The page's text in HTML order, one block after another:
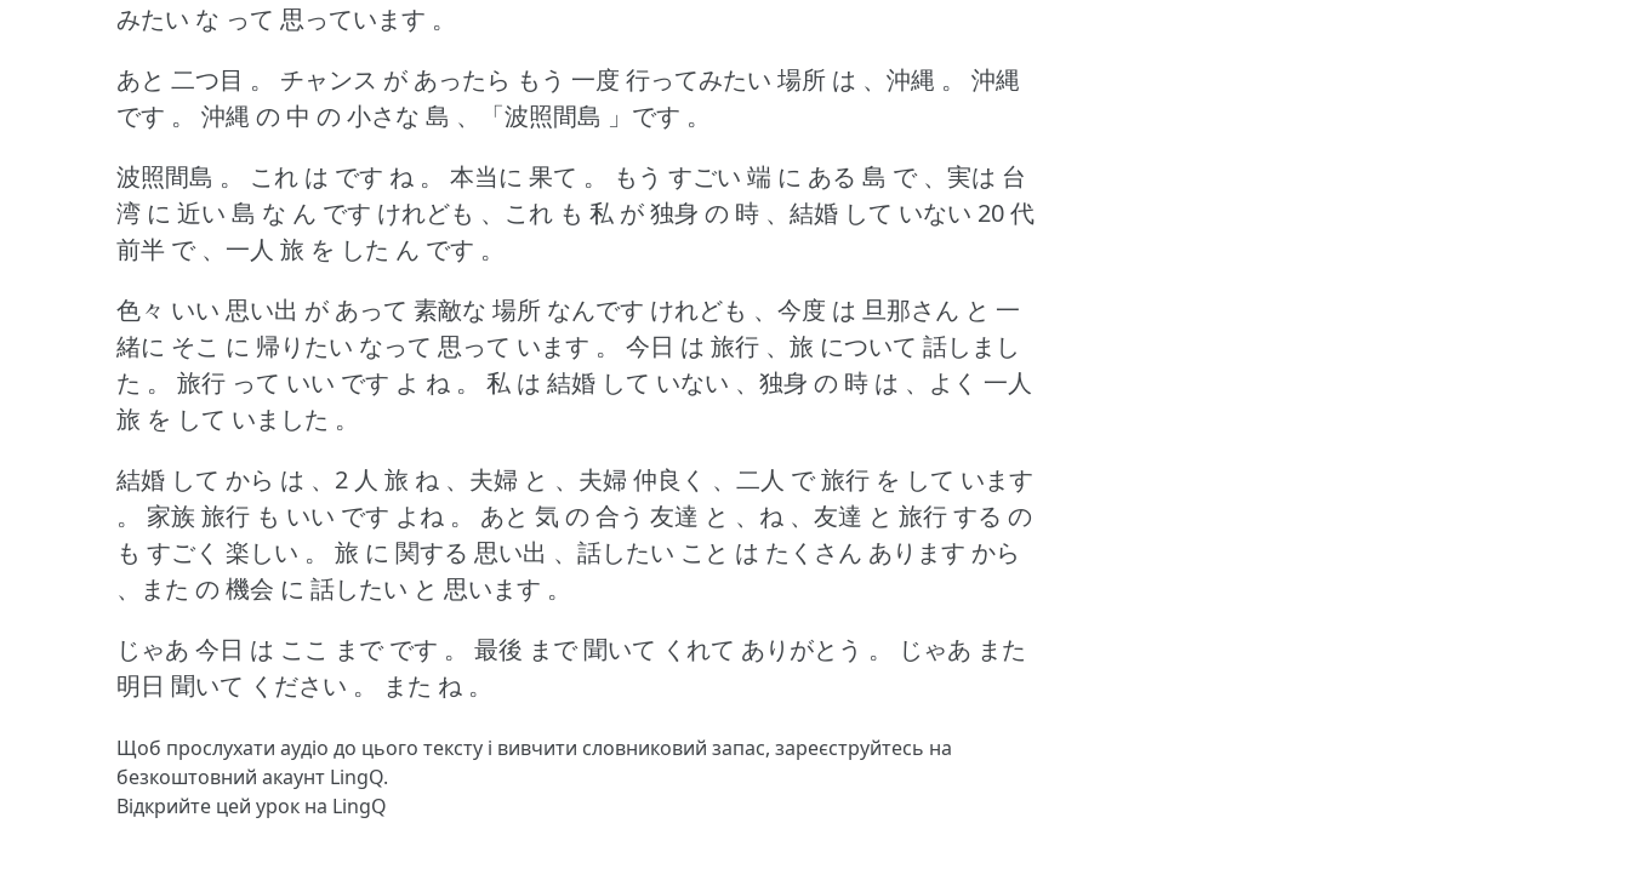
みたい な って 思っています 。
あと 二つ目 。
チャンス が あったら もう 一度 行ってみたい 場所 は 、沖縄 。
沖縄
です 。
沖縄 の 中 の 小さな 島 、「波照間島 」です 。
波照間島 。
これ は です ね 。 本当に 果て 。
もう すごい 端 に ある 島 で 、実は 台
湾 に 近い 島 な ん です けれども 、これ も 私 が 独身 の 時 、結婚 して いない 20 代
前半 で 、一人 旅 を した ん です 。
色々 いい 思い出 が あって 素敵な 場所 なんです けれども 、今度 は 旦那さん と 一
緒に そこ に 帰りたい なって 思って います 。
今日 は 旅行 、旅 について 話しまし
た 。
旅行 って いい です よ ね 。
私 は 結婚 して いない 、独身 の 時 は 、よく 一人
旅 を して いました 。
結婚 して から は 、2 人 旅 ね 、夫婦 と 、夫婦 仲良く 、二人 で 旅行 を して います
。
家族 旅行 も いい です よね 。
あと 気 の 合う 友達 と 、ね 、友達 と 旅行 する の
も すごく 楽しい 。
旅 に 関する 思い出 、話したい こと は たくさん あります から
、また の 機会 に 話したい と 思います 。
じゃあ 今日 は ここ まで です 。
最後 まで 聞いて くれて ありがとう 。
じゃあ また
明日 聞いて ください 。
また ね 。
Щоб прослухати аудіо до цього тексту і вивчити словниковий запас, зареєструйтесь на
безкоштовний акаунт LingQ.
Відкрийте цей урок на LingQ